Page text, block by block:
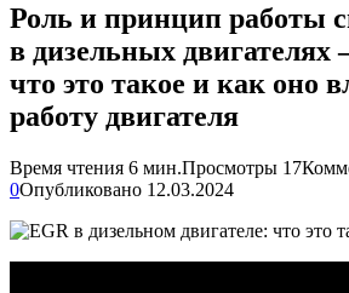
Роль и принцип работы
в дизельных двигателях
что это такое и как оно
работу двигателя
Время чтения 6 мин.Просмотры 17
0Опубликовано 12.03.2024